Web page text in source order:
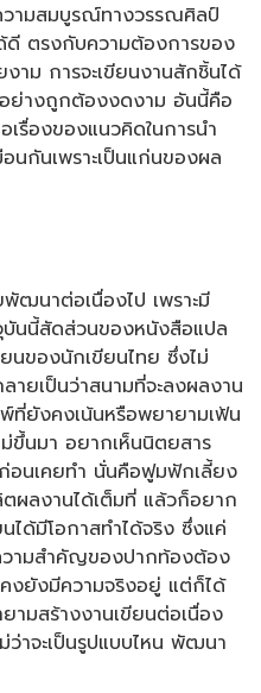
ามสมบูรณ์ทางวรรณศิลป์
ดี ตรงกับความต้องการของ
าม การจะเขียนงานสักชิ้นได้
ย่างถูกต้องงดงาม อันนี้คือ
รื่องของแนวคิดในการนำ
นกันเพราะเป็นแก่นของผล
ฒนาต่อเนื่องไป เพราะมี
บันนี้สัดส่วนของหนังสือแปล
นของนักเขียนไทย ซึ่งไม่
ายเป็นว่าสนามที่จะลงผลงาน
ยังคงเน้นหรือพยายามเฟ้น
ขึ้นมา อยากเห็นนิตยสาร
อนเคยทำ นั่นคือฟูมฟักเลี้ยง
ผลงานได้เต็มที่ แล้วก็อยาก
ได้มีโอกาสทำได้จริง ซึ่งแค่
วามสำคัญของปากท้องต้อง
งยังมีความจริงอยู่ แต่ก็ได้
ามสร้างงานเขียนต่อเนื่อง
ว่าจะเป็นรูปแบบไหน พัฒนา